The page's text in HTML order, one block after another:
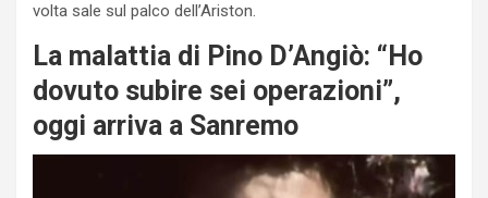
volta sale sul palco dell’Ariston.
La malattia di Pino D’Angiò: “Ho
dovuto subire sei operazioni”,
oggi arriva a Sanremo